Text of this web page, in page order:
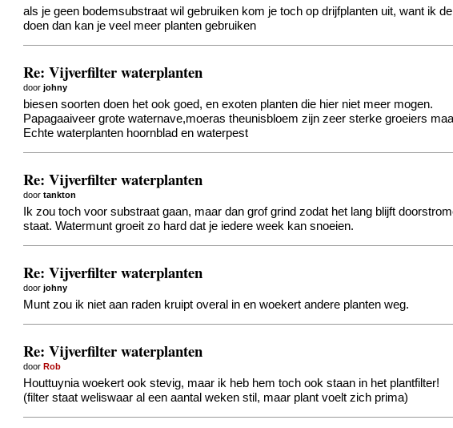
als je geen bodemsubstraat wil gebruiken kom je toch op drijfplanten uit, want ik
doen dan kan je veel meer planten gebruiken
Re: Vijverfilter waterplanten
doorjohny
biesen soorten doen het ook goed, en exoten planten die hier niet meer mogen.
Papagaaiveer grote waternave,moeras theunisbloem zijn zeer sterke groeiers
Echte waterplanten hoornblad en waterpest
Re: Vijverfilter waterplanten
doortankton
Ik zou toch voor substraat gaan, maar dan grof grind zodat het lang blijft
staat. Watermunt groeit zo hard dat je iedere week kan snoeien.
Re: Vijverfilter waterplanten
doorjohny
Munt zou ik niet aan raden kruipt overal in en woekert andere planten weg.
Re: Vijverfilter waterplanten
doorRob
Houttuynia woekert ook stevig, maar ik heb hem toch ook staan in het plantfilter!
(filter staat weliswaar al een aantal weken stil, maar plant voelt zich prima)